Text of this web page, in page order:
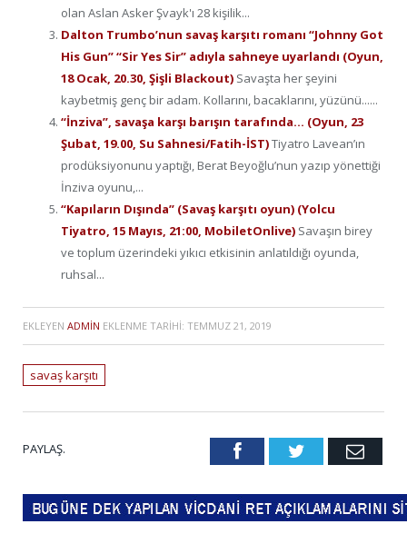
olan Aslan Asker Şvayk'ı 28 kişilik...
Dalton Trumbo’nun savaş karşıtı romanı “Johnny Got
His Gun” “Sir Yes Sir” adıyla sahneye uyarlandı (Oyun,
18 Ocak, 20.30, Şişli Blackout) Savaşta her şeyini
kaybetmiş genç bir adam. Kollarını, bacaklarını, yüzünü......
“İnziva”, savaşa karşı barışın tarafında… (Oyun, 23
Şubat, 19.00, Su Sahnesi/Fatih-İST)Tiyatro Lavean’ın
prodüksiyonunu yaptığı, Berat Beyoğlu’nun yazıp yönettiği
İnziva oyunu,...
“Kapıların Dışında” (Savaş karşıtı oyun) (Yolcu
Tiyatro, 15 Mayıs, 21:00, MobiletOnlive) Savaşın birey
ve toplum üzerindeki yıkıcı etkisinin anlatıldığı oyunda,
ruhsal...
EKLEYEN ADMIN EKLENME TARIHI: TEMMUZ 21, 2019
savaş karşıtı
PAYLAŞ. FacebookTwitter Email